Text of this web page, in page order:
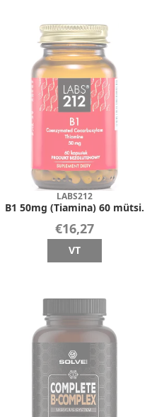
LABS212
B1 50mg (Tiamina) 60 mütsi.
€16,27
VT